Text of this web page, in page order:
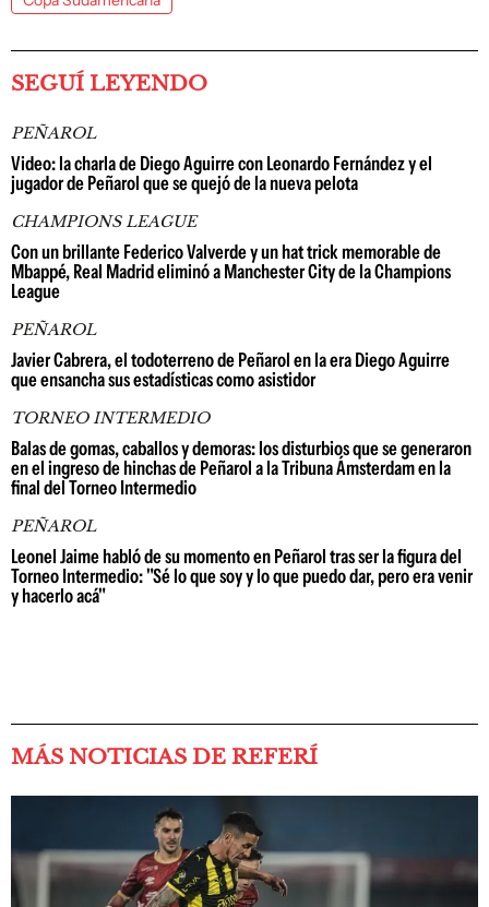
SEGUÍ LEYENDO
PEÑAROL
Video: la charla de Diego Aguirre con Leonardo Fernández y el
jugador de Peñarol que se quejó de la nueva pelota
CHAMPIONS LEAGUE
Con un brillante Federico Valverde y un hat trick memorable de
Mbappé, Real Madrid eliminó a Manchester City de la Champions
League
PEÑAROL
Javier Cabrera, el todoterreno de Peñarol en la era Diego Aguirre
que ensancha sus estadísticas como asistidor
TORNEO INTERMEDIO
Balas de gomas, caballos y demoras: los disturbios que se generaron
en el ingreso de hinchas de Peñarol a la Tribuna Ámsterdam en la
final del Torneo Intermedio
PEÑAROL
Leonel Jaime habló de su momento en Peñarol tras ser la figura del
Torneo Intermedio: "Sé lo que soy y lo que puedo dar, pero era venir
y hacerlo acá"
MÁS NOTICIAS DE REFERÍ